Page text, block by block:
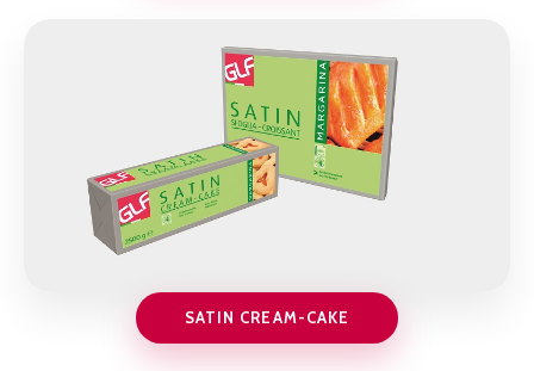
SATIN CREAM-CAKE